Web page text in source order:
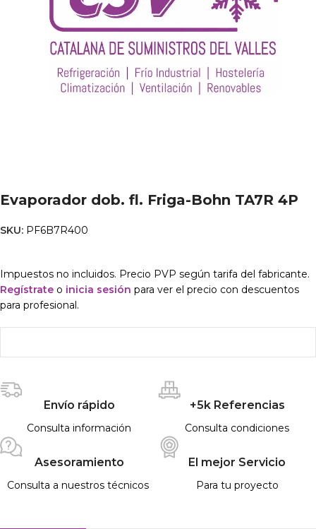
Evaporador dob. fl. Friga-Bohn TA7R 4P
SKU: PF6B7R400
Impuestos no incluidos. Precio PVP según tarifa del fabricante.
Regístrate o inicia sesión para ver el precio con descuentos
para profesional.
Envío rápido
Consulta información
+5k Referencias
Consulta condiciones
Asesoramiento
Consulta a nuestros técnicos
El mejor Servicio
Para tu proyecto